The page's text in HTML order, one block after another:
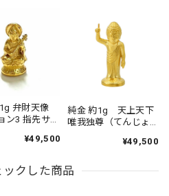
弁財天像
ン3 指先サイ
】
¥49,500
純金 約1g 天上天下
唯我独尊（てんじょ
JUNGOLD 指先サイズ
¥49,500
クした商品